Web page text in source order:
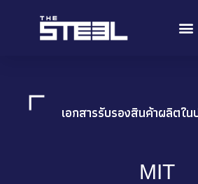
เอกสารรับรองสินค้าผลิตใน
MIT